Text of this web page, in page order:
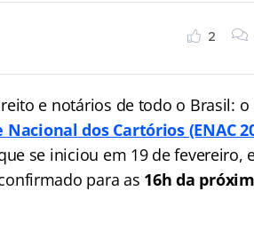
2
e notários de todo o Brasil:
Nacional dos Cartórios (ENAC
se iniciou em 19 de fevereiro,
para as 16h da